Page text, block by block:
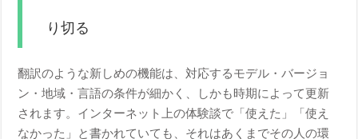
り切る
翻訳のような新しめの機能は、対応するモデル・バージョ
ン・地域・言語の条件が細かく、しかも時期によって更新
されます。インターネット上の体験談で「使えた」「使え
なかった」と書かれていても、それはあくまでその人の環